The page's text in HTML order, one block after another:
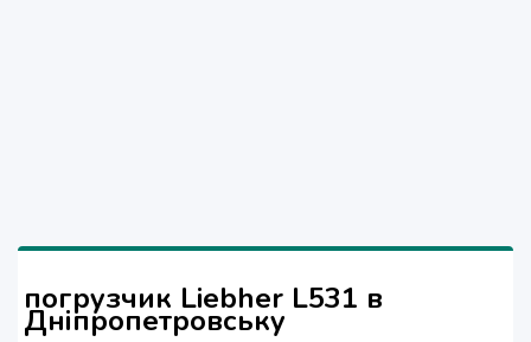
погрузчик Liebher L531 в
Дніпропетровську